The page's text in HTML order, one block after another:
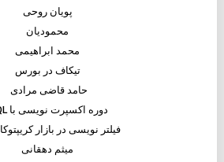
پویان روحی
محمودیان
محمد ابراهیمی
تیکاف در بورس
حامد قاضی مرادی
دوره اکسپرت نویسی با MQL
فیلتر نویسی در بازار
میثم دهقانی